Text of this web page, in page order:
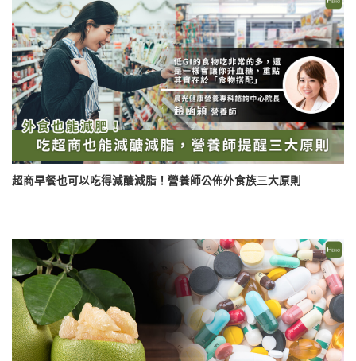
超商早餐也可以吃得減醣減脂！營養師公佈外食族三大原則